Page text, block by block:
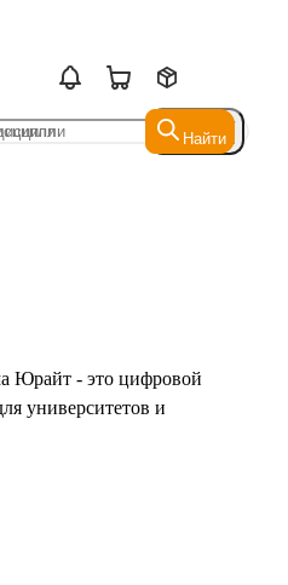
Найти
Найти
Юрайт - это цифровой
университетов и